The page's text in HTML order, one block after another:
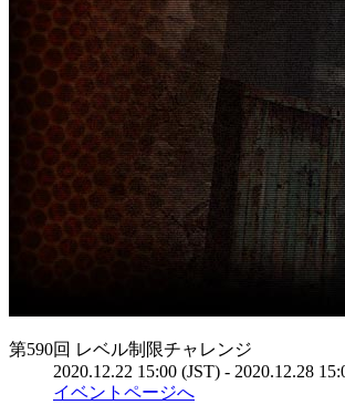
第590回 レベル制限チャレンジ
2020.12.22 15:00 (JST) - 2020.12.28
イベントページへ